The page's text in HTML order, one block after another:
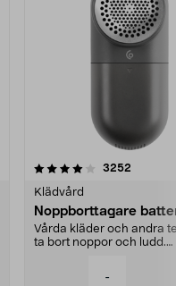
-
3252
Klädvård
Noppborttagare
Vårda kläder och andra
ta bort noppor och ludd.
4.5av 5 stjärnor